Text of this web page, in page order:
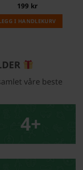
199 kr
I HANDLEKURV
våre beste